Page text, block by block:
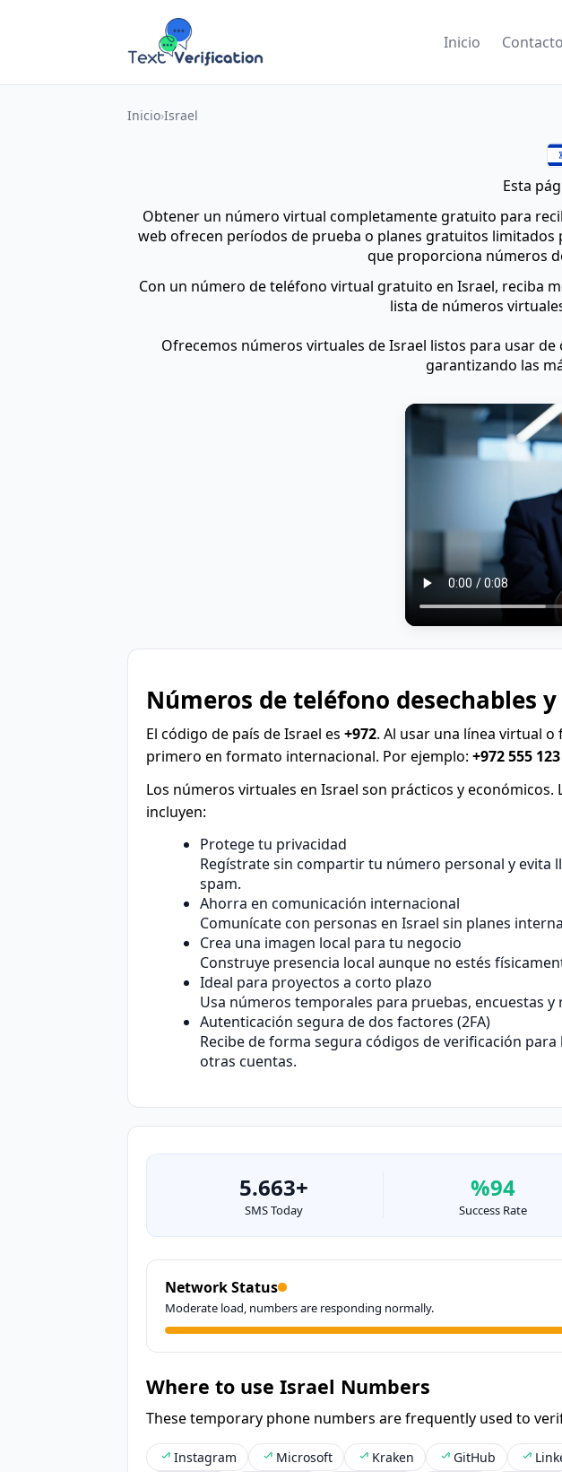
Inicio Contacto
Inicio Israel
Esta
Obtener un número virtual completamente gratuito para
web ofrecen períodos de prueba o planes gratuitos
que proporciona números
Con un número de teléfono virtual gratuito en Israel, reciba
lista de números
Ofrecemos números virtuales de Israel listos para usar
garantizando las
Números de teléfono desechables y
El código de país de Israel es +972. Al usar una línea virtual
primero en formato internacional. Por ejemplo: +972 555
Los números virtuales en Israel son prácticos y económicos.
incluyen:
Protege tu privacidad
Regístrate sin compartir tu número personal y evita
spam.
Ahorra en comunicación internacional
Comunícate con personas en Israel sin planes
Crea una imagen local para tu negocio
Construye presencia local aunque no estés
Ideal para proyectos a corto plazo
Usa números temporales para pruebas, encuestas
Autenticación segura de dos factores (2FA)
Recibe de forma segura códigos de verificación para
otras cuentas.
5.663+
SMS Today
%94
Success Rate
Network Status
Moderate load, numbers are responding normally.
Where to use Israel Numbers
These temporary phone numbers are frequently used to
Instagram Microsoft Kraken GitHub